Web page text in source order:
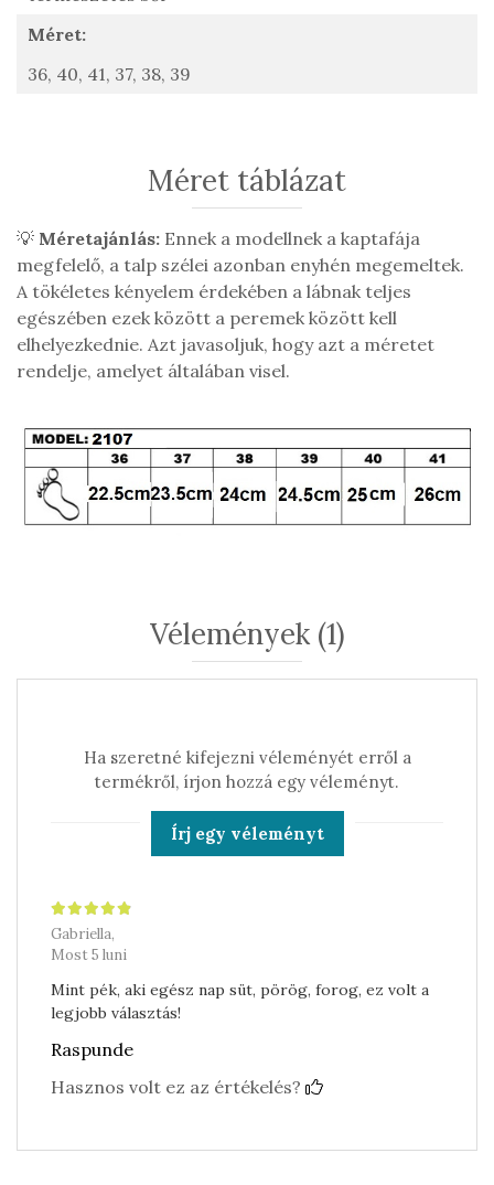
Méret:
36, 40, 41, 37, 38, 39
Méret táblázat
💡 Méretajánlás: Ennek a modellnek a kaptafája
megfelelő, a talp szélei azonban enyhén megemeltek.
A tökéletes kényelem érdekében a lábnak teljes
egészében ezek között a peremek között kell
elhelyezkednie. Azt javasoljuk, hogy azt a méretet
rendelje, amelyet általában visel.
Vélemények (1)
Ha szeretné kifejezni véleményét erről a
termékről, írjon hozzá egy véleményt.
Írj egy véleményt
Gabriella,
Most 5 luni
Mint pék, aki egész nap süt, pörög, forog, ez volt a
legjobb választás!
Raspunde
Hasznos volt ez az értékelés?